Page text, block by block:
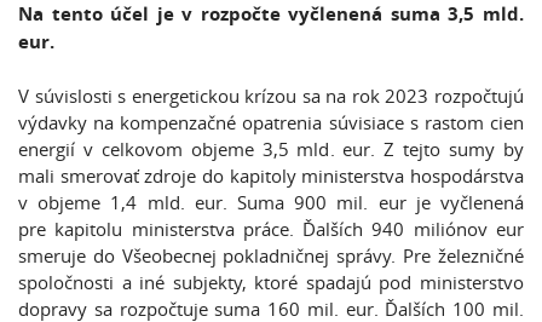
Na tento účel je v rozpočte vyčlenená suma 3,5 mld.
eur.
V súvislosti s energetickou krízou sa na rok 2023 rozpočtujú
výdavky na kompenzačné opatrenia súvisiace s rastom cien
energií v celkovom objeme 3,5 mld. eur. Z tejto sumy by
mali smerovať zdroje do kapitoly ministerstva hospodárstva
v objeme 1,4 mld. eur. Suma 900 mil. eur je vyčlenená
pre kapitolu ministerstva práce. Ďalších 940 miliónov eur
smeruje do Všeobecnej pokladničnej správy. Pre železničné
spoločnosti a iné subjekty, ktoré spadajú pod ministerstvo
dopravy sa rozpočtuje suma 160 mil. eur. Ďalších 100 mil.